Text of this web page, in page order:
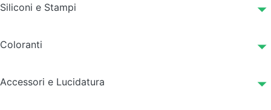
Siliconi e Stampi
Coloranti
Accessori e Lucidatura